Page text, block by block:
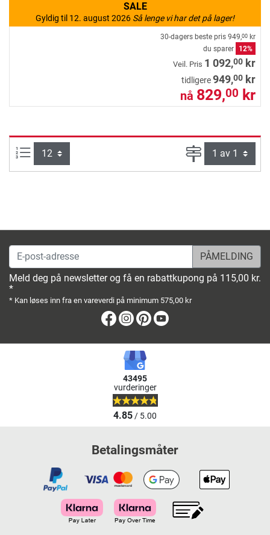
SALE
Gyldig til 12. august 2026 Så lenge vi har det på lager!
30-dagers beste pris 949,00 kr
du sparer
12%
Veil. Pris 1 092,00 kr
tidligere949,00 kr
nå 829,00 kr
Produkter pr. side: Side
E-post-adresse
Meld deg på newsletter og få en rabattkupong på 115,00 kr.
*
* Kan løses inn fra en vareverdi på minimum 575,00 kr
Facebook
Instagram
Pinterest
43495
vurderinger
4.85/ 5.00
Betalingsmåter